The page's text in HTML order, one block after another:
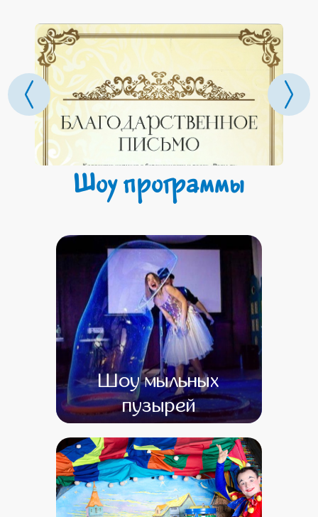
Шоу программы
Шоу мыльных
пузырей
от 0 от 0